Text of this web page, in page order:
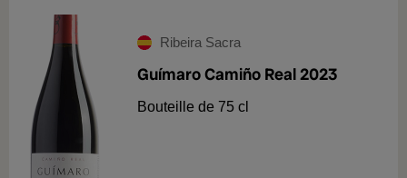
Ribeira Sacra
Guímaro Camiño Real 2023
Bouteille de 75 cl